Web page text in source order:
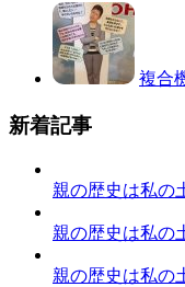
複合
新着記事
親の歴史は私の
親の歴史は私の
親の歴史は私の